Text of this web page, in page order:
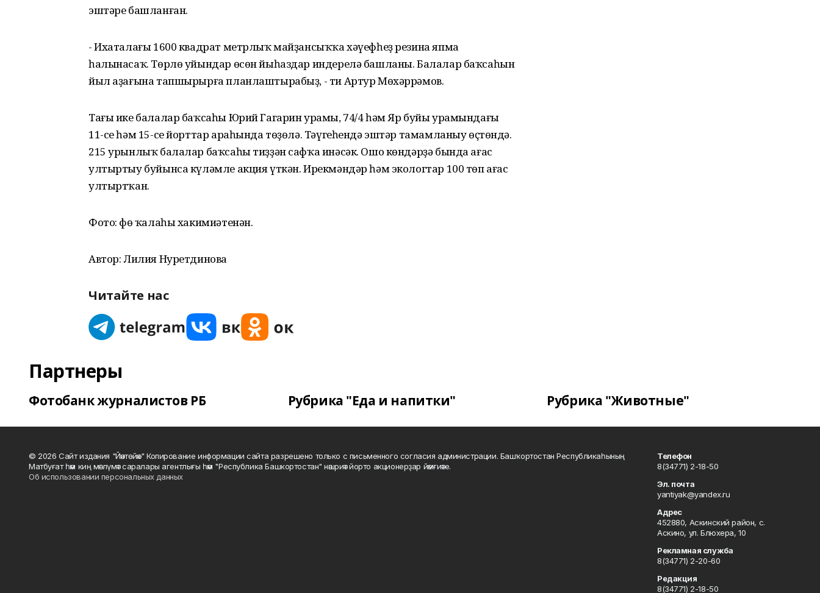
эштәре башланған.
- Ихаталағы 1600 квадрат метрлыҡ майҙансыҡҡа хәүефһеҙ резина япма
һалынасаҡ. Төрлө уйындар өсөн йыһаздар индерелә башланы. Балалар баҡсаһын
йыл аҙағына тапшырырға планлаштырабыҙ, - ти Артур Мөхәррәмов.
Тағы ике балалар баҡсаһы Юрий Гагарин урамы, 74/4 һәм Яр буйы урамындағы
11-се һәм 15-се йорттар араһында төҙөлә. Тәүгеһендә эштәр тамамланыу өҫтөндә.
215 урынлыҡ балалар баҡсаһы тиҙҙән сафҡа инәсәк. Ошо көндәрҙә бында ағас
ултыртыу буйынса күләмле акция үткән. Ирекмәндәр һәм экологтар 100 төп ағас
ултыртҡан.
Фото: Өфө ҡалаһы хакимиәтенән.
Автор: Лилия Нуретдинова
Читайте нас
Партнеры
Фотобанк журналистов РБ Рубрика "Еда и напитки" Рубрика "Животные"
© 2026 Сайт издания "Йәнтөйәк" Копирование информации сайта разрешено только с письменного согласия администрации. Башҡортостан Республикаһының
Матбуғат һәм киң мәғлүмәт саралары агентлығы һәм "Республика Башкортостан" нәшриәт йорто акционерҙар йәмғиәте.
Об использовании персональных данных
Телефон
8(34771) 2-18-50
Эл. почта
yantiyak@yandex.ru
Адрес
452880, Аскинский район, с.
Аскино, ул. Блюхера, 10
Рекламная служба
8(34771) 2-20-60
Редакция
8(34771) 2-18-50